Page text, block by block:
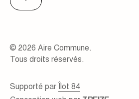
© 2026 Aire Commune.
Tous droits réservés.
Supporté par Îlot 84